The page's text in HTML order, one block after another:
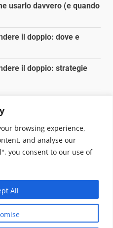
browsing experience,
and analyse our
you consent to our use of
All
usarlo davvero (e quando
il doppio: dove e
il doppio: strategie
ingredienti che
proprietà di Jws Media
giornalistica, in quanto
periodicità. Non può
editoriale ai sensi
|DarkNewsvon AF